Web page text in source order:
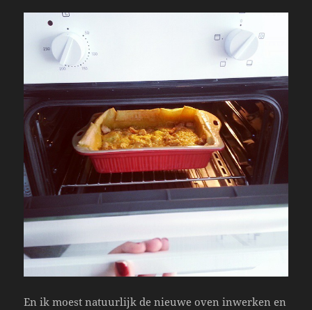
En ik moest natuurlijk de nieuwe oven inwerken en